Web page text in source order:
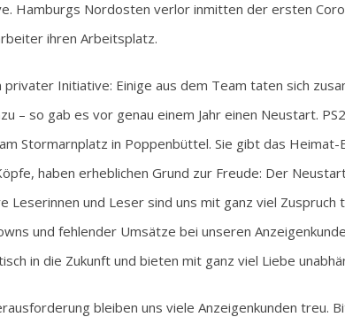
Hamburgs Nordosten verlor inmitten der ersten
ihren Arbeitsplatz.
privater Initiative: Einige aus dem Team taten sich
– so gab es vor genau einem Jahr einen Neustart.
Stormarnplatz in Poppenbüttel. Sie gibt das Heimat-
haben erheblichen Grund zur Freude: Der
Leserinnen und Leser sind uns mit ganz viel
und fehlender Umsätze bei unseren
in die Zukunft und bieten mit ganz viel Liebe
bleiben uns viele Anzeigenkunden treu.